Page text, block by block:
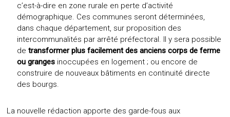
c’est-à-dire en zone rurale en perte d’activité
démographique. Ces communes seront déterminées,
dans chaque département, sur proposition des
intercommunalités par arrêté préfectoral. Il y sera possible
detransformer plus facilement des anciens corps de ferme
ou granges inoccupées en logement ; ou encore de
construire de nouveaux bâtiments en continuité directe
des bourgs.
La nouvelle rédaction apporte des garde-fous aux